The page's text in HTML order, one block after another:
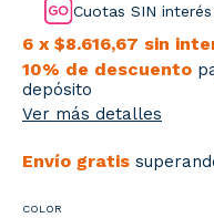
Cuotas SIN
6 x $8.616,67 sin
10% de descuento
depósito
Ver más detalles
Envío gratis
COLOR